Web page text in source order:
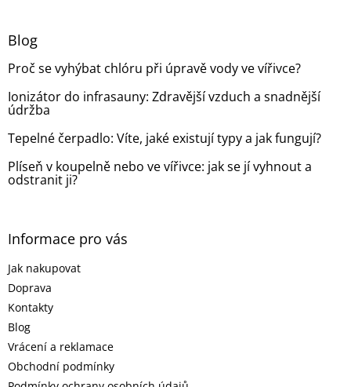
Blog
Proč se vyhýbat chlóru při úpravě vody ve vířivce?
Ionizátor do infrasauny: Zdravější vzduch a snadnější
údržba
Tepelné čerpadlo: Víte, jaké existují typy a jak fungují?
Plíseň v koupelně nebo ve vířivce: jak se jí vyhnout a
odstranit ji?
Informace pro vás
Jak nakupovat
Doprava
Kontakty
Blog
Vrácení a reklamace
Obchodní podmínky